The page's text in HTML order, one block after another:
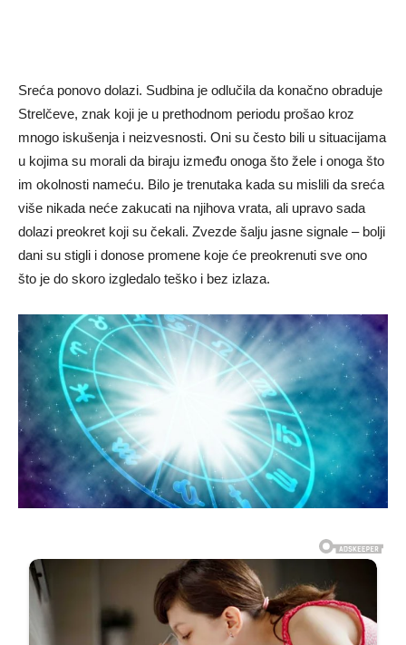
Sreća ponovo dolazi. Sudbina je odlučila da konačno obraduje
Strelčeve, znak koji je u prethodnom periodu prošao kroz
mnogo iskušenja i neizvesnosti. Oni su često bili u situacijama
u kojima su morali da biraju između onoga što žele i onoga što
im okolnosti nameću. Bilo je trenutaka kada su mislili da sreća
više nikada neće zakucati na njihova vrata, ali upravo sada
dolazi preokret koji su čekali. Zvezde šalju jasne signale – bolji
dani su stigli i donose promene koje će preokrenuti sve ono
što je do skoro izgledalo teško i bez izlaza.